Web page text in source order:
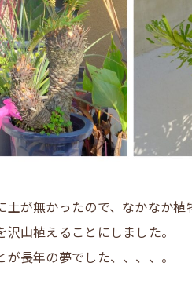
が無かったので、なかなか
山植えることにしました。
長年の夢でした、、、、。